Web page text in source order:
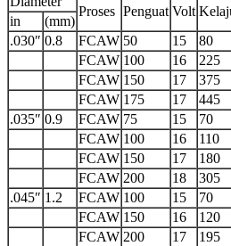
Proses Penguat Volt
in
(mm)
.030″ 0.8 FCAW 50 15
80
FCAW 100 16
225
FCAW 150 17
375
FCAW 175 17
445
.035″ 0.9 FCAW 75 15
70
FCAW 100 16
110
FCAW 150 17
180
FCAW 200 18
305
.045″ 1.2 FCAW 100 15
70
FCAW 150 16
120
FCAW 200 17
195